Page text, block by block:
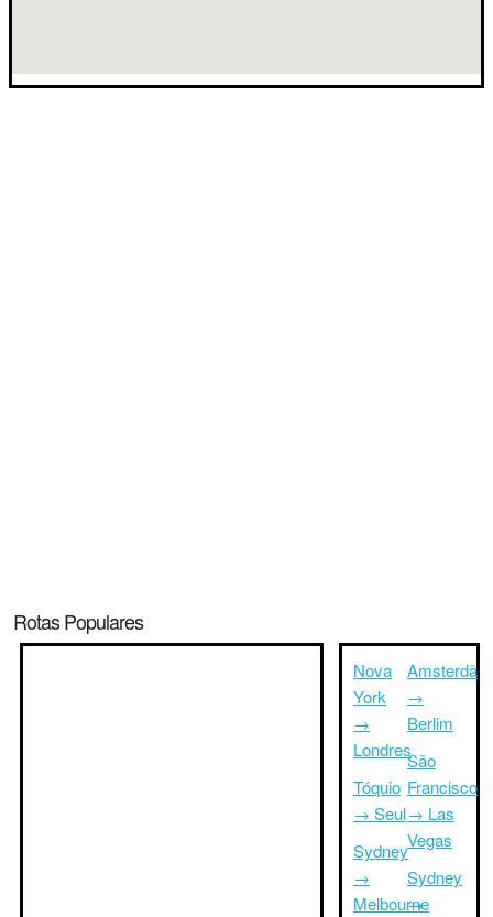
Rotas Populares
Nova
York
→
Londres
Tóquio
→ Seul
Sydney
→
Melbourne
Amsterdã
→
Berlim
São
Francisco
→ Las
Vegas
Sydney
→